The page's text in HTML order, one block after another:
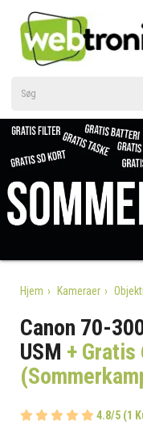
Hjem Kameraer
Canon 70-
USM + Gratis
4.8/5 (1